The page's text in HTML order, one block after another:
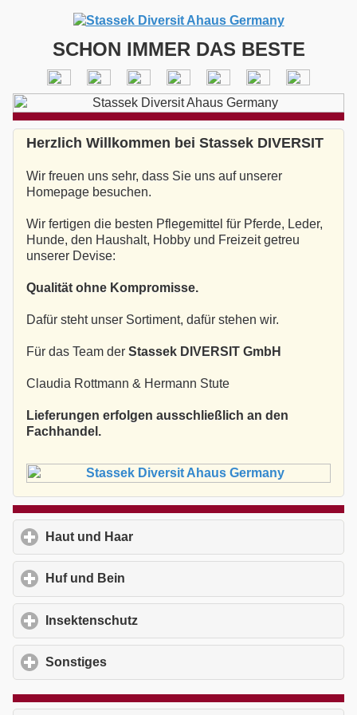
SCHON IMMER DAS BESTE
Herzlich Willkommen bei Stassek DIVERSIT
Wir freuen uns sehr, dass Sie uns auf unserer
Homepage besuchen.
Wir fertigen die besten Pflegemittel für Pferde, Leder,
Hunde, den Haushalt, Hobby und Freizeit getreu
unserer Devise:
Qualität ohne Kompromisse.
Dafür steht unser Sortiment, dafür stehen wir.
Für das Team der Stassek DIVERSIT GmbH
Claudia Rottmann & Hermann Stute
Lieferungen erfolgen ausschließlich an den
Fachhandel.
Haut und Haar
Huf und Bein
Insektenschutz
Sonstiges